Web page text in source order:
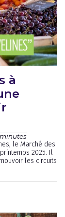
à
le Marché des
2025. Il
les circuits